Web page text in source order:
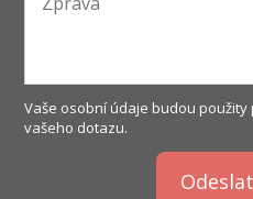
Vaše osobní údaje budou
vašeho dotazu.